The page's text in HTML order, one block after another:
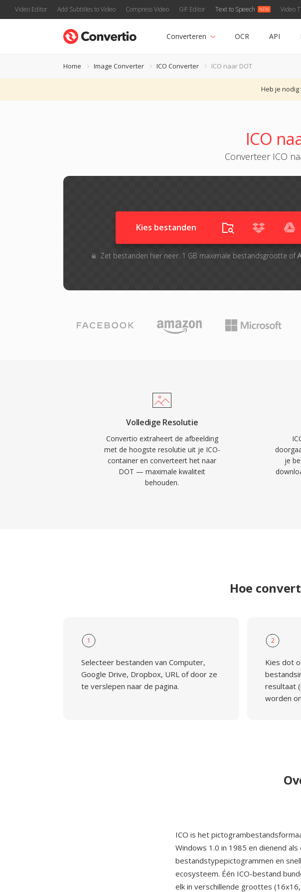
Video Editor Add Subtitles to Video Compress Video GIF Editor Text to Speech Video
Converteren OCR API
Home Image Converter ICO Converter ICO naar DOT
Heb je
ICO
Converteer ICO
Kies bestanden
Zet bestanden hier neer. 1 GB maximale bestandsgrootte of
Volledige Resolutie
Convertio extraheert de afbeelding
met de hoogste resolutie uit je ICO-
container en converteert het naar
DOT — maximale kwaliteit
behouden.
je
Hoe
1
Selecteer bestanden van Computer,
Google Drive, Dropbox, URL of door ze
te verslepen naar de pagina.
2
Kies dot
resultaat
worden
ICO is het
Windows 1.0 in 1985 en dienend
bestandstypepictogrammen en
ecosysteem. Één ICO-bestand
elk in verschillende groottes